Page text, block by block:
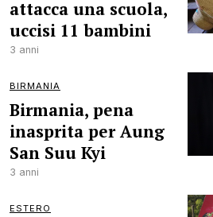
attacca una scuola,
uccisi 11 bambini
3 anni
BIRMANIA
Birmania, pena
inasprita per Aung
San Suu Kyi
3 anni
ESTERO